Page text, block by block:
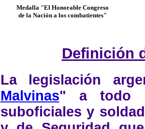
Medalla "El Honorable Congreso
de la Nación a los combatientes"
Definición
La legislación
Malvinas" a todo
suboficiales y